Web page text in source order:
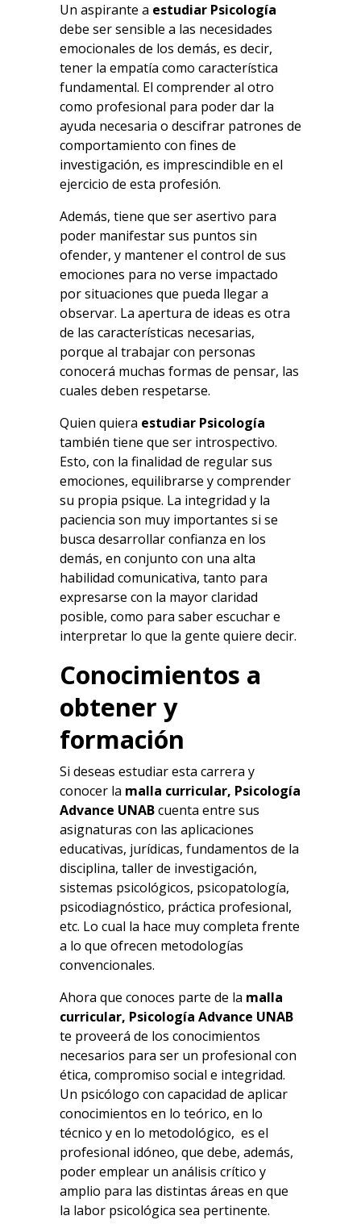
Un aspirante a estudiar Psicología
debe ser sensible a las necesidades
emocionales de los demás, es decir,
tener la empatía como característica
fundamental. El comprender al otro
como profesional para poder dar la
ayuda necesaria o descifrar patrones de
comportamiento con fines de
investigación, es imprescindible en el
ejercicio de esta profesión.
Además, tiene que ser asertivo para
poder manifestar sus puntos sin
ofender, y mantener el control de sus
emociones para no verse impactado
por situaciones que pueda llegar a
observar. La apertura de ideas es otra
de las características necesarias,
porque al trabajar con personas
conocerá muchas formas de pensar, las
cuales deben respetarse.
Quien quiera estudiar Psicología
también tiene que ser introspectivo.
Esto, con la finalidad de regular sus
emociones, equilibrarse y comprender
su propia psique. La integridad y la
paciencia son muy importantes si se
busca desarrollar confianza en los
demás, en conjunto con una alta
habilidad comunicativa, tanto para
expresarse con la mayor claridad
posible, como para saber escuchar e
interpretar lo que la gente quiere decir.
Conocimientos a
obtener y
formación
Si deseas estudiar esta carrera y
conocer la malla curricular, Psicología
Advance UNABcuenta entre sus
asignaturas con las aplicaciones
educativas, jurídicas, fundamentos de la
disciplina, taller de investigación,
sistemas psicológicos, psicopatología,
psicodiagnóstico, práctica profesional,
etc. Lo cual la hace muy completa frente
a lo que ofrecen metodologías
convencionales.
Ahora que conoces parte de la malla
curricular, Psicología Advance UNAB
te proveerá de los conocimientos
necesarios para ser un profesional con
ética, compromiso social e integridad.
Un psicólogo con capacidad de aplicar
conocimientos en lo teórico, en lo
técnico y en lo metodológico, es el
profesional idóneo, que debe, además,
poder emplear un análisis crítico y
amplio para las distintas áreas en que
la labor psicológica sea pertinente.